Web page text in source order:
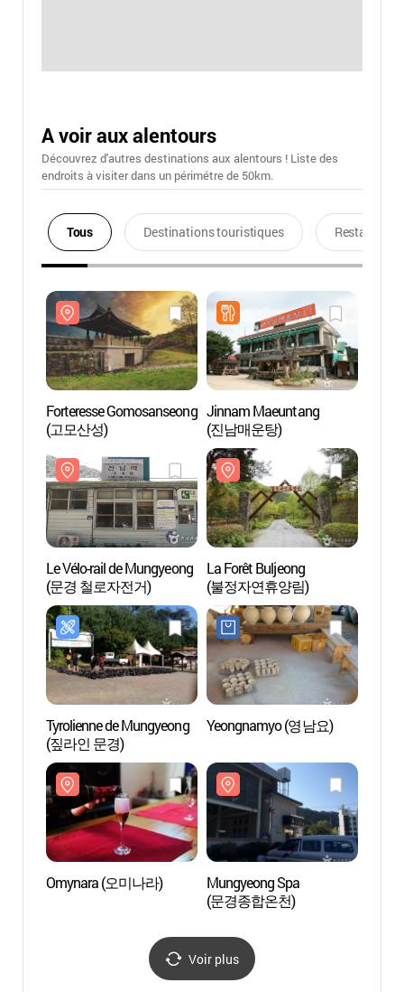
A voir aux alentours
Découvrez d'autres destinations aux alentours ! Liste des
endroits à visiter dans un périmétre de 50km.
Tous Destinations touristiques Restaurants
Forteresse Gomosanseong
(고모산성)
Jinnam Maeuntang
(진남매운탕)
Le Vélo-rail de Mungyeong
(문경 철로자전거)
La Forêt Buljeong
(불정자연휴양림)
Tyrolienne de Mungyeong
(짚라인 문경)
Yeongnamyo (영남요)
Omynara (오미나라)
Mungyeong Spa
(문경종합온천)
Voir plus